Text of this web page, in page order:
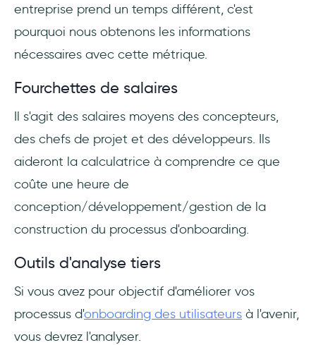
entreprise prend un temps différent, c'est
pourquoi nous obtenons les informations
nécessaires avec cette métrique.
Fourchettes de salaires
Il s'agit des salaires moyens des concepteurs,
des chefs de projet et des développeurs. Ils
aideront la calculatrice à comprendre ce que
coûte une heure de
conception/développement/gestion de la
construction du processus d'onboarding.
Outils d'analyse tiers
Si vous avez pour objectif d'améliorer vos
processus d'onboarding des utilisateurs à l'avenir,
vous devrez l'analyser.